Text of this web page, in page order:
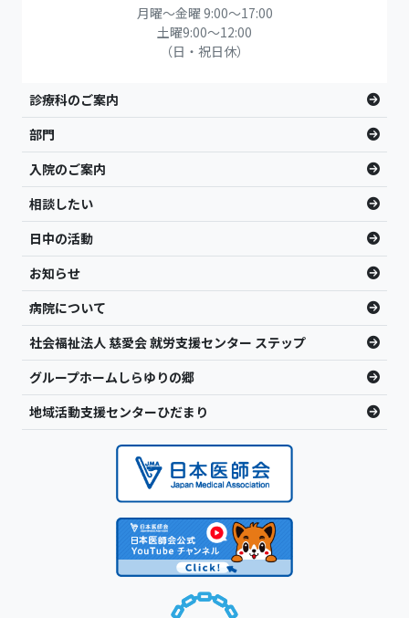
月曜～金曜 9:00～17:00
土曜9:00〜12:00
（日・祝日休）
診療科のご案内
部門
入院のご案内
相談したい
日中の活動
お知らせ
病院について
社会福祉法人 慈愛会 就労支援センター ステップ
グループホームしらゆりの郷
地域活動支援センターひだまり